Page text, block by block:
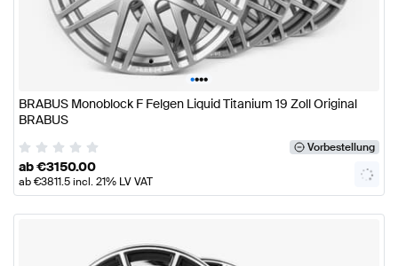
••••
BRABUS Monoblock F Felgen Liquid Titanium 19 Zoll Original
BRABUS
Vorbestellung
ab€3150.00
ab€3811.5incl. 21% LV VAT